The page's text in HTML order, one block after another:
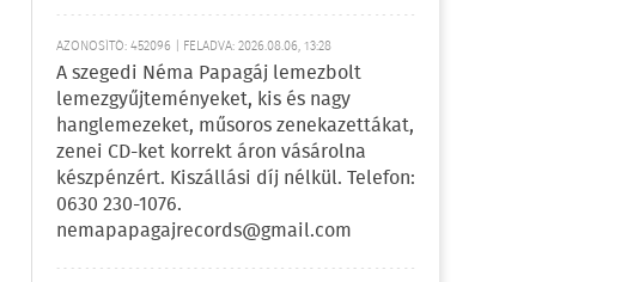
AZONOSÍTÓ: 452096 | FELADVA: 2026.08.06, 13:28
A szegedi Néma Papagáj lemezbolt
lemezgyűjteményeket, kis és nagy
hanglemezeket, műsoros zenekazettákat,
zenei CD-ket korrekt áron vásárolna
készpénzért. Kiszállási díj nélkül. Telefon:
0630 230-1076.
nemapapagajrecords@gmail.com